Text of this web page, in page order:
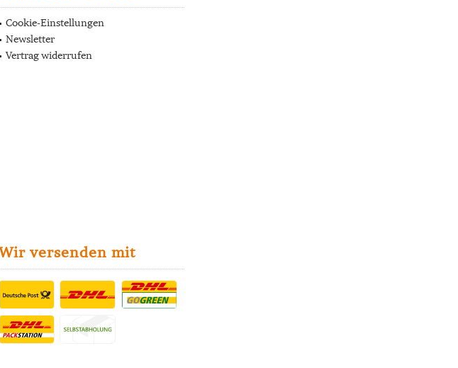
Cookie-Einstellungen
Newsletter
Vertrag widerrufen
versenden mit